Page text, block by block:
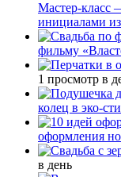
Мастер-класс
инициалами из
фильму
1 просмотр в
колец в эко-
оформления
в день